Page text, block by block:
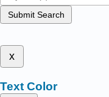
Submit Search
x
Text Color